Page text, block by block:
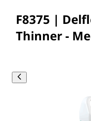
F8375 |
Thinner -